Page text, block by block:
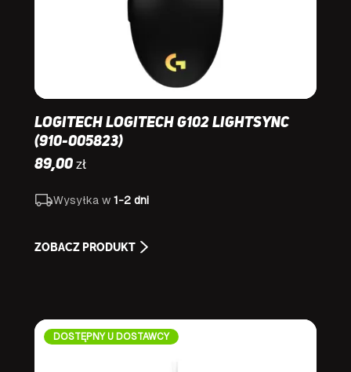
Logitech Logitech G102 Lightsync
(910-005823)
89,00 zł
Wysyłka w 1-2 dni
ZOBACZ PRODUKT
DOSTĘPNY U DOSTAWCY